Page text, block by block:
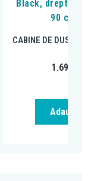
Black,
90 cm,
CABINE DE DUS
1.699,00
Adauga